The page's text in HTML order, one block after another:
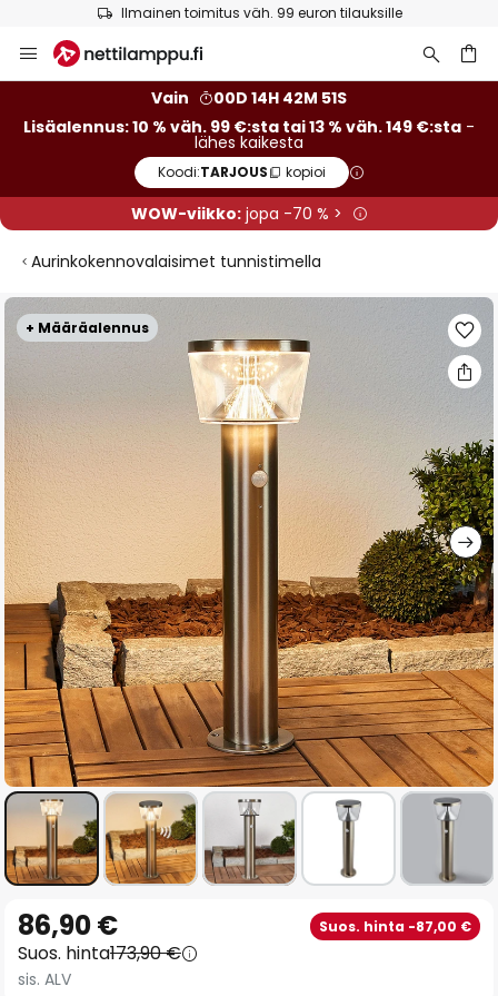
Ilmainen toimitus väh. 99 euron tilauksille
to
Vain
00D 14H 42M 50S
Lisäalennus: 10 % väh. 99 €:sta tai 13 % väh. 149 €:sta -
lähes kaikesta
Koodi:TARJOUS kopioi
WOW-viikko:jopa -70 % >
Aurinkokennovalaisimet tunnistimella
+ Määräalennus
Skip
to
end
of
the
images
gallery
to
the
beginning
86,90 € Suos. hinta -87,00 €
Suos. hinta173,90 €
sis. ALV